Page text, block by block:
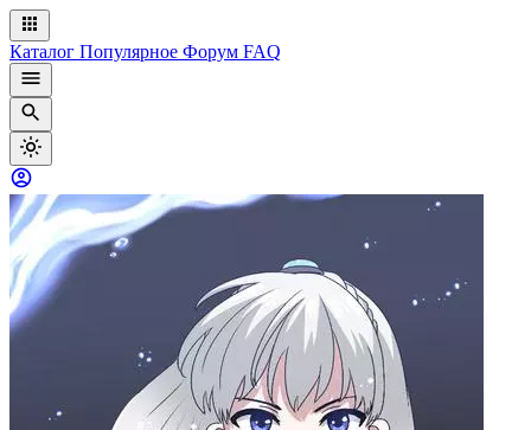
Каталог Популярное Форум FAQ